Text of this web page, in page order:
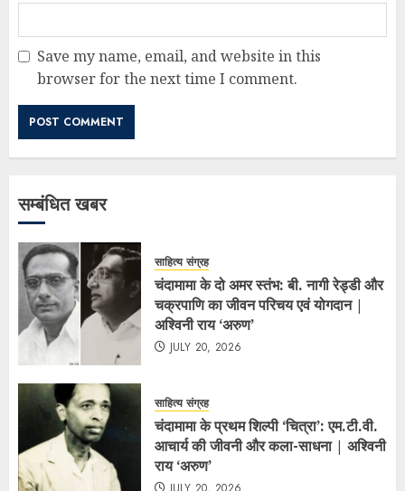
Save my name, email, and website in this
browser for the next time I comment.
सम्बंधित खबर
साहित्य संग्रह
चंदामामा के दो अमर स्तंभ: बी. नागी रेड्डी और
चक्रपाणि का जीवन परिचय एवं योगदान |
अश्विनी राय ‘अरुण’
JULY 20, 2026
साहित्य संग्रह
चंदामामा के प्रथम शिल्पी ‘चित्रा’: एम.टी.वी.
आचार्य की जीवनी और कला-साधना | अश्विनी
राय ‘अरुण’